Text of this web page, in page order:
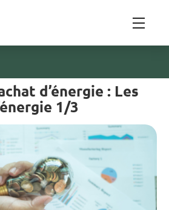
d’énergie : Les
1/3